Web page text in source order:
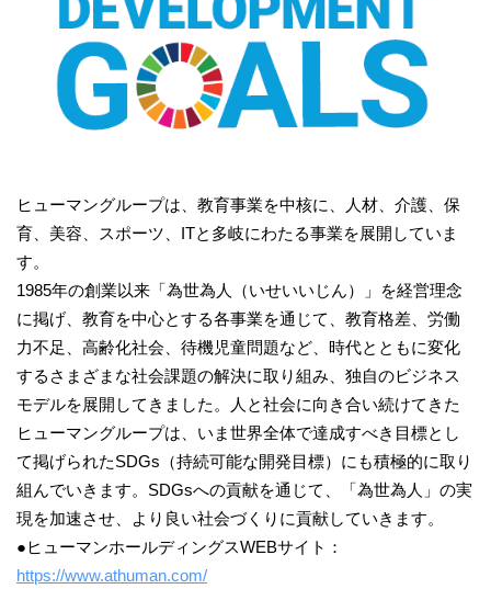
ヒューマングループは、教育事業を中核に、人材、介護、保
育、美容、スポーツ、ITと多岐にわたる事業を展開していま
す。
1985年の創業以来「為世為人（いせいいじん）」を経営理念
に掲げ、教育を中心とする各事業を通じて、教育格差、労働
力不足、高齢化社会、待機児童問題など、時代とともに変化
するさまざまな社会課題の解決に取り組み、独自のビジネス
モデルを展開してきました。人と社会に向き合い続けてきた
ヒューマングループは、いま世界全体で達成すべき目標とし
て掲げられたSDGs（持続可能な開発目標）にも積極的に取り
組んでいきます。SDGsへの貢献を通じて、「為世為人」の実
現を加速させ、より良い社会づくりに貢献していきます。
●ヒューマンホールディングスWEBサイト：
https://www.athuman.com/